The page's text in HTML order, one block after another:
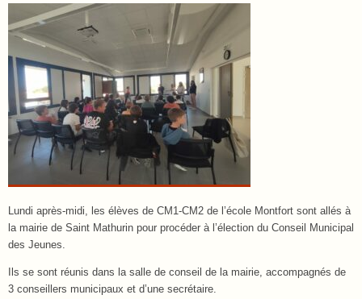
Lundi après-midi, les élèves de CM1-CM2 de l’école Montfort sont allés à
la mairie de Saint Mathurin pour procéder à l’élection du Conseil Municipal
des Jeunes.
Ils se sont réunis dans la salle de conseil de la mairie, accompagnés de
3 conseillers municipaux et d’une secrétaire.